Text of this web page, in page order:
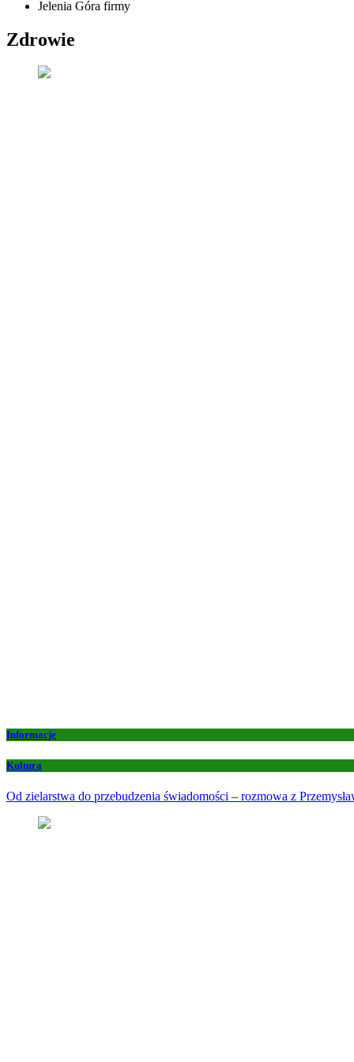
Jelenia Góra firmy
Zdrowie
Informacje
Kultura
Od zielarstwa do przebudzenia świadomości – rozmowa z